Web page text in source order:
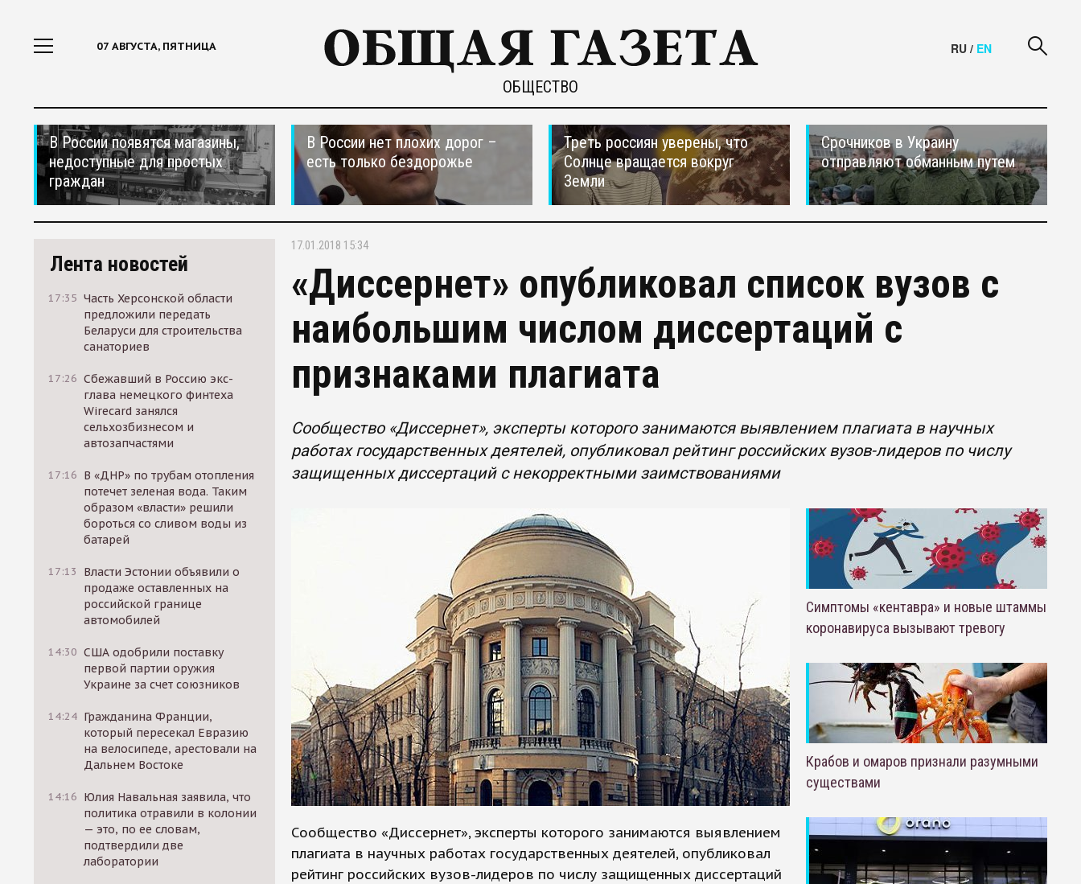
07 АВГУСТА, ПЯТНИЦА
ОБЩЕСТВО
RU / EN
В России появятся магазины,
недоступные для простых
граждан
В России нет плохих дорог –
есть только бездорожье
Треть россиян уверены, что
Солнце вращается вокруг
Земли
Срочников в Украину
отправляют обманным путем
Лента новостей
17:35 Часть Херсонской области
предложили передать
Беларуси для строительства
санаториев
17:26 Сбежавший в Россию экс-
глава немецкого финтеха
Wirecard занялся
сельхозбизнесом и
автозапчастями
17:16 В «ДНР» по трубам отопления
потечет зеленая вода. Таким
образом «власти» решили
бороться со сливом воды из
батарей
17:13
Власти Эстонии объявили о
продаже оставленных на
российской границе
автомобилей
14:30 США одобрили поставку
первой партии оружия
Украине за счет союзников
14:24 Гражданина Франции,
который пересекал Евразию
на велосипеде, арестовали на
Дальнем Востоке
14:16 Юлия Навальная заявила, что
политика отравили в колонии
— это, по ее словам,
подтвердили две
лаборатории
17.01.2018 15:34
«Диссернет» опубликовал список вузов с
наибольшим числом диссертаций с
признаками плагиата
Сообщество «Диссернет», эксперты которого занимаются выявлением плагиата в научных
работах государственных деятелей, опубликовал рейтинг российских вузов-лидеров по числу
защищенных диссертаций с некорректными заимствованиями
Сообщество «Диссернет», эксперты которого занимаются выявлением
плагиата в научных работах государственных деятелей, опубликовал
рейтинг российских вузов-лидеров по числу защищенных диссертаций
Симптомы «кентавра» и новые штаммы
коронавируса вызывают тревогу
Крабов и омаров признали разумными
существами